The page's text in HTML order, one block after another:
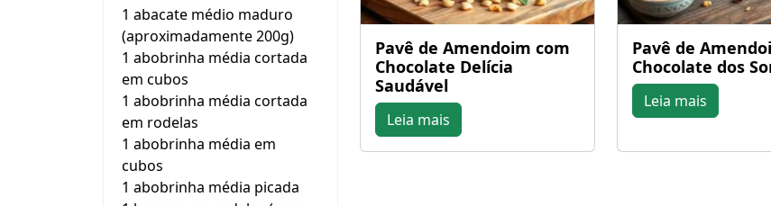
1 abacate médio maduro
(aproximadamente 200g)
1 abobrinha média cortada
em cubos
1 abobrinha média cortada
em rodelas
1 abobrinha média em
cubos
1 abobrinha média picada
Pavê de Amendoim com
Chocolate Delícia
Saudável
Leia mais
Pavê de
Chocolate dos
Leia mais